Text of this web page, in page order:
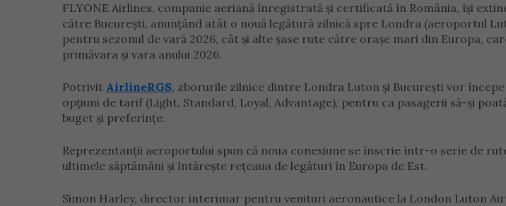
FLYONE Airlines, companie aeriană înregistrată și certificată în România, își
către București, anunțând atât o nouă legătură zilnică spre Londra (aeroportul
pentru sezonul de vară 2026, cât și alte șase rute către orașe mari din Europa,
primăvara și vara anului 2026.
Potrivit AirlineRGS, zborurile zilnice dintre Londra Luton și București vor începe
opțiuni de tarif (Light, Standard, Loyal, Advantage), pentru ca pasagerii să-și
buget și preferințe.
Reprezentanții aeroportului spun că noua conexiune se înscrie într-o serie de
ultimele săptămâni și întărește rețeaua de legături în Europa de Est.
Simon Harley, director interimar pentru venituri aeronautice la London Luton